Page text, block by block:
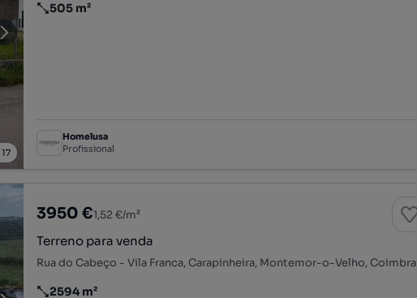
17
Preço por metro quadrado
505 m²
Homelusa
Profissional
3950 €1,52 €/m²
Terreno para venda
Rua do Cabeço - Vila Franca, Carapinheira, Montemor-o-Velho, Coimbra
2594 m²